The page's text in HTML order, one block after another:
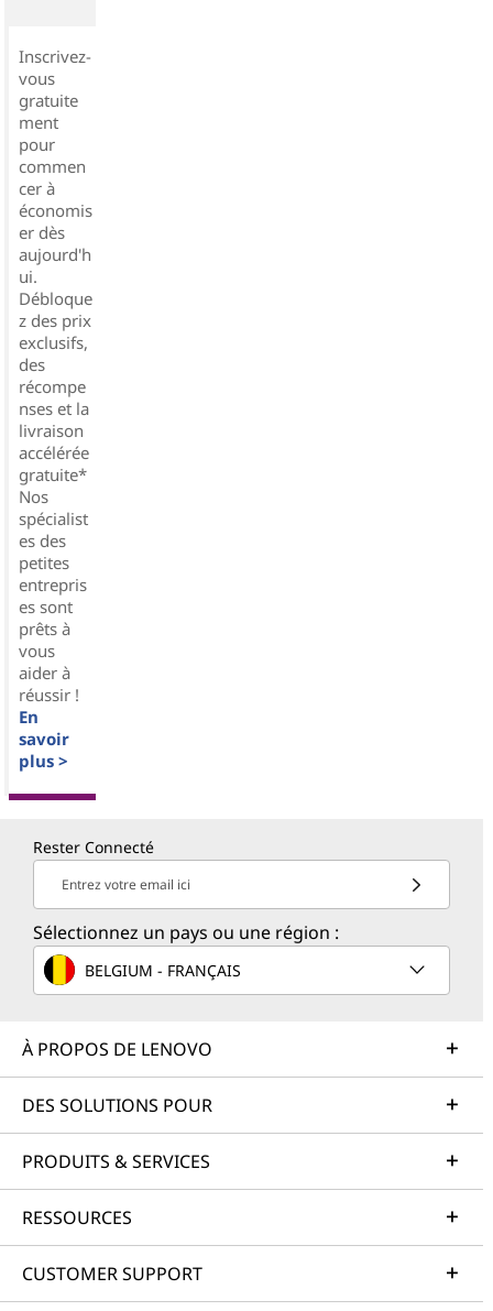
Inscrivez-
vous
gratuite
ment
pour
commen
cer à
économis
er dès
aujourd'h
ui.
Débloque
z des prix
exclusifs,
des
récompe
nses et la
livraison
accélérée
gratuite*
Nos
spécialist
es des
petites
entrepris
es sont
prêts à
vous
aider à
réussir !
En
savoir
plus >
Rester Connecté
Entrez votre email ici
Sélectionnez un pays ou une région :
BELGIUM - FRANÇAIS
À PROPOS DE LENOVO
DES SOLUTIONS POUR
PRODUITS & SERVICES
RESSOURCES
CUSTOMER SUPPORT